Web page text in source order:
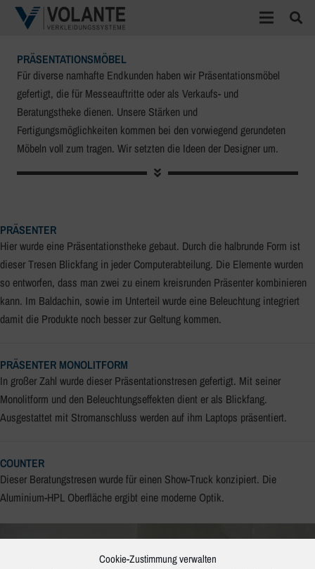
Cookie-Zustimmung verwalten
PRÄSENTATIONSMÖBEL
Für diverse namhafte Endkunden haben wir Präsentationsmöbel
gefertigt, die für Messeauftritte oder als Verkaufs- und
Beratungstheke dienen. Unsere Stärken und
Fertigungsmöglichkeiten kommen bei den vorwiegend gerundeten
Möbeln voll zum tragen. Wir setzten die Ideen der Designer um.
PRÄSENTER
Hier wurde eine Präsentationstheke gebaut. Durch die halbrunde Form ist
dieser Tresen Blickfang in jeder Computerabteilung. Die Elemente wurden
so entworfen, dass man zwei zu einem kreisrunden Präsenter kombinieren
kann. Im Baldachin, sowie im Unterteil wurde eine Beleuchtung integriert
damit die Produkte noch besser zur Geltung kommen.
PRÄSENTER MONOLITFORM
In großer Zahl wurde dieser Präsentationstresen gefertigt. Mit seiner
Monolitform und den Beleuchtungseffekten dient er als Blickfang.
Ausgestattet mit Stromanschluss werden auf ihm Laptops präsentiert.
COUNTER
Dieser Beratungstresen wurde für einen Show-Truck konzipiert. Die
Aluminium-HPL Oberfläche ergibt eine moderne Optik.